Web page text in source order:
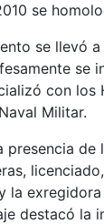
se
se llevó
se
con los
Militar.
presencia de
la
destacó la